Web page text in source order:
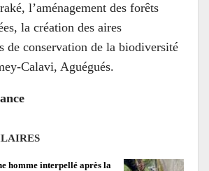
l’aménagement des forêts
la création des aires
de conservation de la biodiversité
Calavi, Aguégués.
homme interpellé après la